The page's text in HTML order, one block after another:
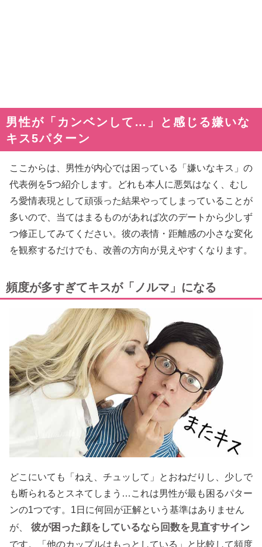
男性が「カンベンして…」と感じる嫌いな
キス5パターン
ここからは、男性が内心では困っている「嫌いなキス」の
代表例を5つ紹介します。どれも本人に悪気はなく、むし
ろ愛情表現として頑張った結果やってしまっていることが
多いので、当てはまるものがあれば次のデートから少しず
つ修正してみてください。彼の表情・距離感の小さな変化
を観察するだけでも、改善の方向が見えやすくなります。
頻度が多すぎてキスが「ノルマ」になる
どこにいても「ねえ、チュッして」とおねだりし、少しで
も断られるとスネてしまう…これは男性が最も困るパター
ンの1つです。1日に何回が正解という基準はありません
が、
彼が困った顔をしているなら回数を見直すサイン
です。「他のカップルはもっとしている」と比較して頻度